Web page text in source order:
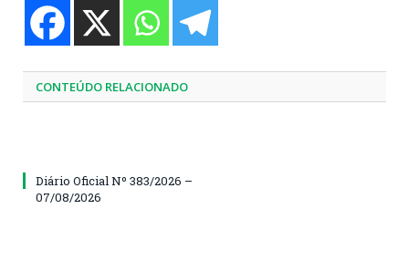
CONTEÚDO RELACIONADO
Diário Oficial Nº 383/2026 –
07/08/2026